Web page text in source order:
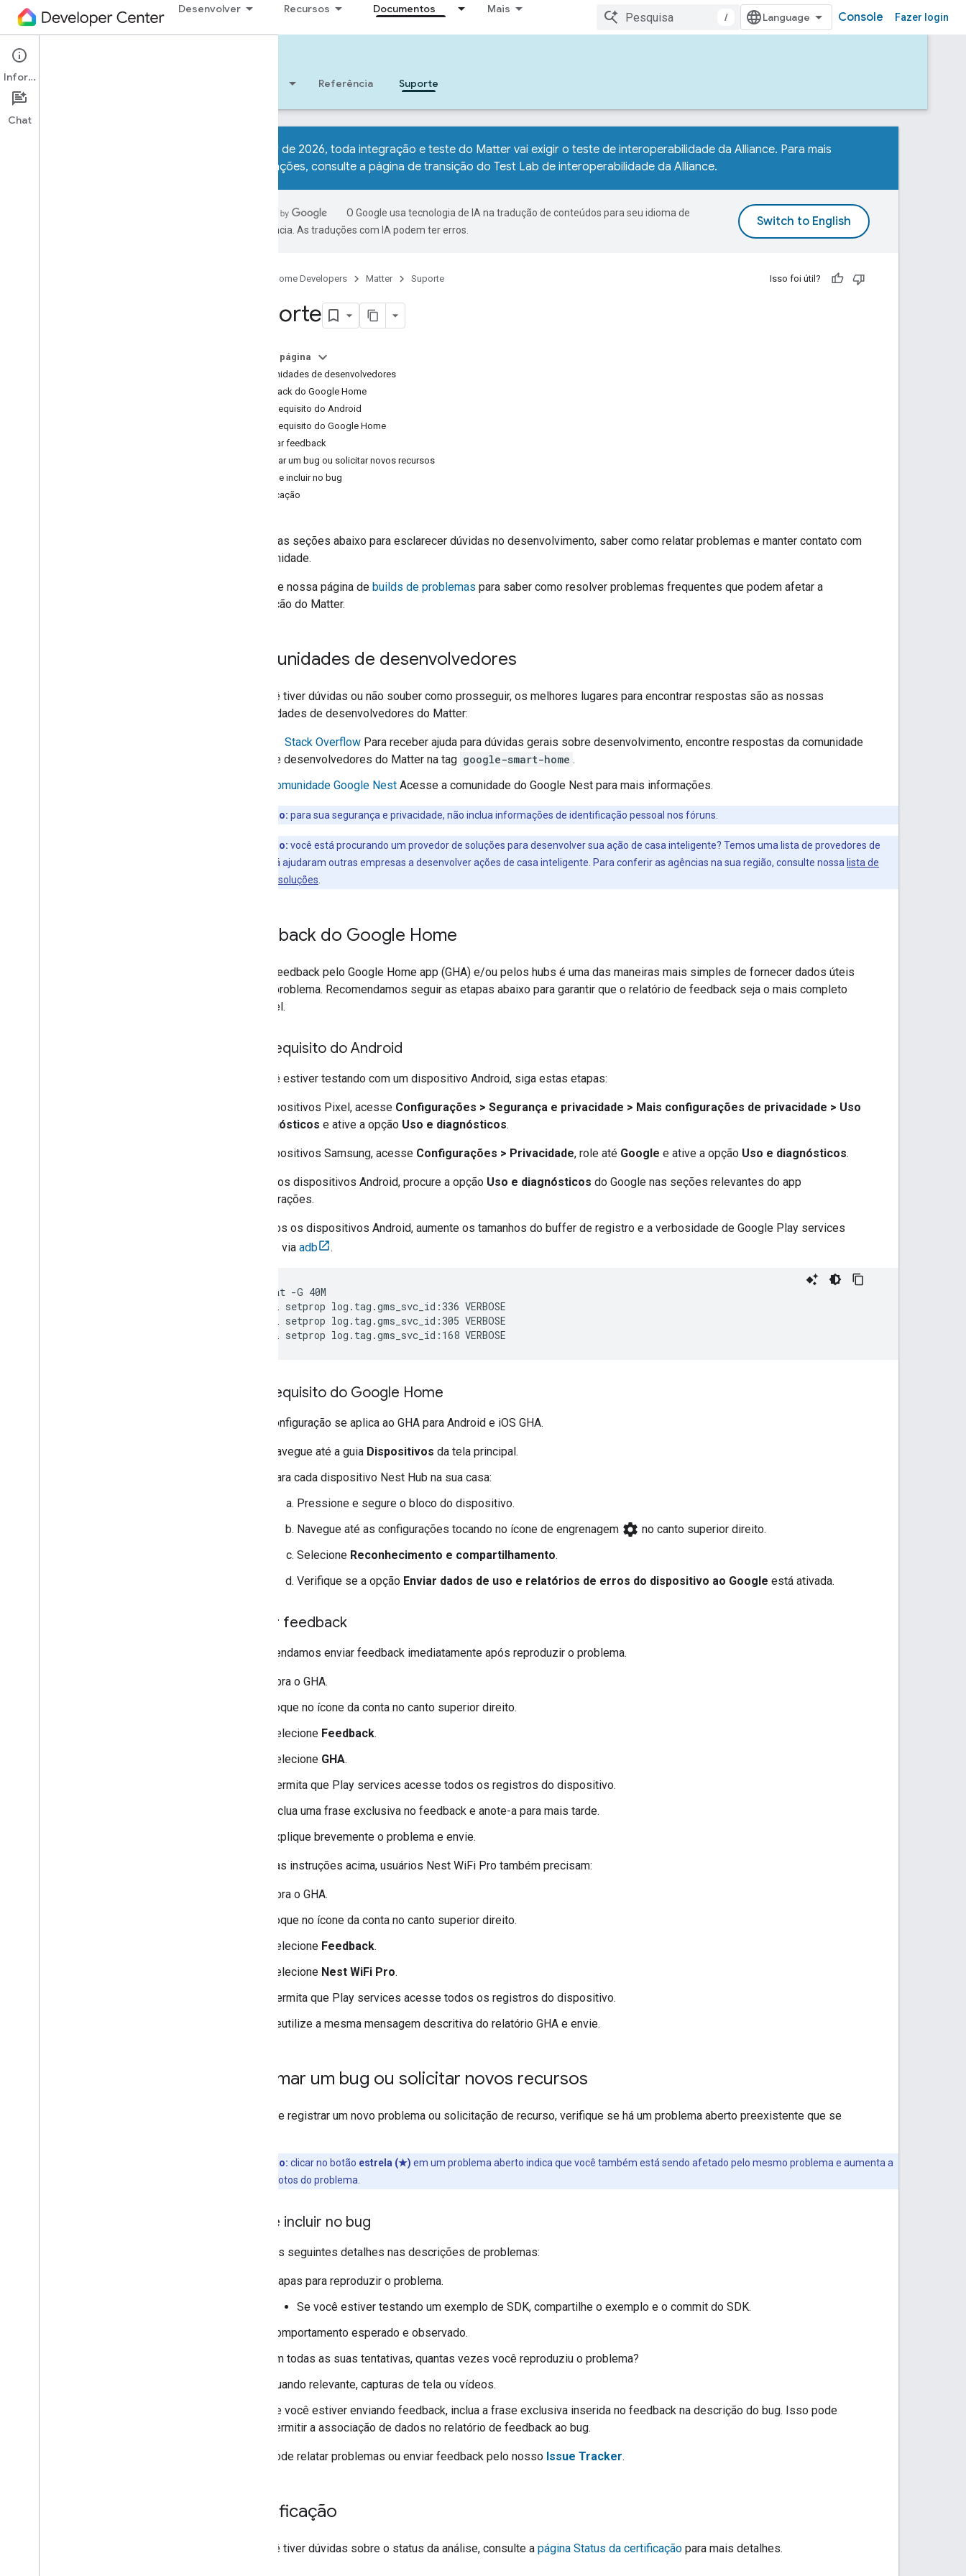
Desenvolver Recursos Documentos Mais
/ Console Fazer login
Matter
Começar Referência Suporte
A partir de 2026, toda integração e teste do Matter vai exigir o teste de interoperabilidade da Alliance. Para mais
informações, consulte a página de transição do Test Lab de interoperabilidade da Alliance.
O Google usa tecnologia de IA na tradução de conteúdos para seu idioma de
preferência. As traduções com IA podem ter erros.
Google Home Developers Matter Suporte Isso foi útil?
Suporte
Nesta página
Comunidades de desenvolvedores
Feedback do Google Home
Pré-requisito do Android
Pré-requisito do Google Home
Enviar feedback
Informar um bug ou solicitar novos recursos
O que incluir no bug
Certificação
Confira as seções abaixo para esclarecer dúvidas no desenvolvimento, saber como relatar problemas e manter contato com
a comunidade.
Consulte nossa página de builds de problemas para saber como resolver problemas frequentes que podem afetar a
integração do Matter.
Comunidades de desenvolvedores
Se você tiver dúvidas ou não souber como prosseguir, os melhores lugares para encontrar respostas são as nossas
comunidades de desenvolvedores do Matter:
Stack Overflow Para receber ajuda para dúvidas gerais sobre desenvolvimento, encontre respostas da comunidade
de desenvolvedores do Matter na tag google-smart-home .
Comunidade Google Nest Acesse a comunidade do Google Nest para mais informações.
Observação: para sua segurança e privacidade, não inclua informações de identificação pessoal nos fóruns.
Observação: você está procurando um provedor de soluções para desenvolver sua ação de casa inteligente? Temos uma lista de provedores de
soluções que já ajudaram outras empresas a desenvolver ações de casa inteligente. Para conferir as agências na sua região, consulte nossa lista de
provedores de soluções
Feedback do Google Home
Enviar feedback pelo Google Home app (GHA) e/ou pelos hubs é uma das maneiras mais simples de fornecer dados úteis
para o problema. Recomendamos seguir as etapas abaixo para garantir que o relatório de feedback seja o mais completo
possível.
Pré-requisito do Android
Se você estiver testando com um dispositivo Android, siga estas etapas:
Em dispositivos Pixel, acesse Configurações > Segurança e privacidade > Mais configurações de privacidade > Uso
e diagnósticos e ative a opção Uso e diagnósticos.
Em dispositivos Samsung, acesse Configurações > Privacidade, role até Google e ative a opção Uso e diagnósticos.
Em outros dispositivos Android, procure a opção Uso e diagnósticos do Google nas seções relevantes do app
Configurações.
Em todos os dispositivos Android, aumente os tamanhos do buffer de registro e a verbosidade de Google Play services
registro via adb .
adb logcat -G 40M
adb shell setprop log.tag.gms_svc_id:336 VERBOSE
adb shell setprop log.tag.gms_svc_id:305 VERBOSE
Pré-requisito do Google Home
Essa configuração se aplica ao GHA para Android e iOS GHA.
Navegue até a guia Dispositivos da tela principal.
Para cada dispositivo Nest Hub na sua casa:
Pressione e segure o bloco do dispositivo.
Navegue até as configurações tocando no ícone de engrenagem settings no canto superior direito.
Selecione Reconhecimento e compartilhamento.
Verifique se a opção Enviar dados de uso e relatórios de erros do dispositivo ao Google está ativada.
Enviar feedback
Recomendamos enviar feedback imediatamente após reproduzir o problema.
Abra o GHA.
Toque no ícone da conta no canto superior direito.
Selecione Feedback.
Selecione GHA.
Permita que Play services acesse todos os registros do dispositivo.
Inclua uma frase exclusiva no feedback e anote-a para mais tarde.
Explique brevemente o problema e envie.
Além das instruções acima, usuários Nest WiFi Pro também precisam:
Abra o GHA.
Toque no ícone da conta no canto superior direito.
Selecione Feedback.
Selecione Nest WiFi Pro.
Permita que Play services acesse todos os registros do dispositivo.
Reutilize a mesma mensagem descritiva do relatório GHA e envie.
Informar um bug ou solicitar novos recursos
Antes de registrar um novo problema ou solicitação de recurso, verifique se há um problema aberto preexistente que se
Observação: clicar no botão estrela (★) em um problema aberto indica que você também está sendo afetado pelo mesmo problema e aumenta a
contagem de votos do problema.
O que incluir no bug
Inclua os seguintes detalhes nas descrições de problemas:
Etapas para reproduzir o problema.
Se você estiver testando um exemplo de SDK, compartilhe o exemplo e o commit do SDK.
Comportamento esperado e observado.
Em todas as suas tentativas, quantas vezes você reproduziu o problema?
Quando relevante, capturas de tela ou vídeos.
Se você estiver enviando feedback, inclua a frase exclusiva inserida no feedback na descrição do bug. Isso pode
permitir a associação de dados no relatório de feedback ao bug.
Você pode relatar problemas ou enviar feedback pelo nosso Issue Tracker.
Certificação
Se você tiver dúvidas sobre o status da análise, consulte a página Status da certificação para mais detalhes.
Informações
Chat